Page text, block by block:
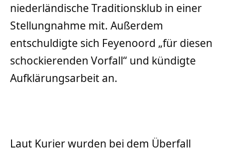
niederländische Traditionsklub in einer
Stellungnahme mit. Außerdem
entschuldigte sich Feyenoord „für diesen
schockierenden Vorfall“ und kündigte
Aufklärungsarbeit an.
Laut Kurier wurden bei dem Überfall